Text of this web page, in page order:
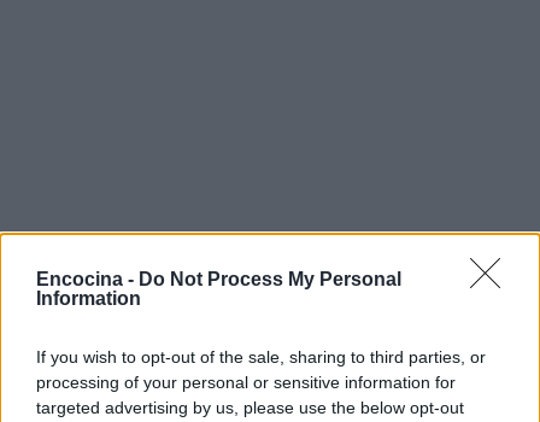
Encocina - Do Not Process My Personal
Information
If you wish to opt-out of the sale, sharing to third parties, or
processing of your personal or sensitive information for
targeted advertising by us, please use the below opt-out